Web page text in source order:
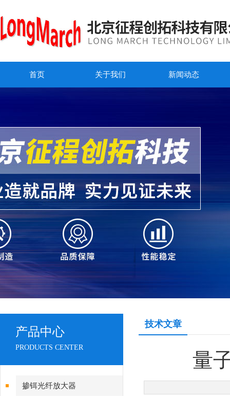
首页 关于我们 新闻动态
产品中心
PRODUCTS CENTER
掺铒光纤放大器
技术文章
量